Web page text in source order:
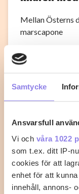
Samtycke
Ansvarsfull
Vi och våra 1022
som t.ex. ditt IP-
cookies för att
enhet för att
innehåll, annons-
Mellan Österns
marscapone